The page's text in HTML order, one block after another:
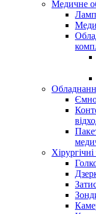
Медичне